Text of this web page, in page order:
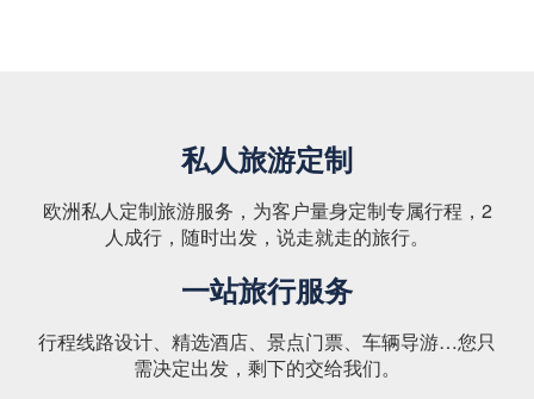
私人旅游定制
欧洲私人定制旅游服务，为客户量身定制专属行程，2
人成行，随时出发，说走就走的旅行。
一站旅行服务
行程线路设计、精选酒店、景点门票、车辆导游…您只
需决定出发，剩下的交给我们。